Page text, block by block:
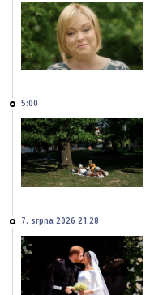
5:00
7. srpna 2026 21:28